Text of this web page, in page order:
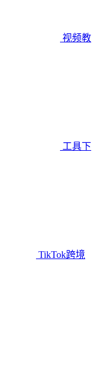
视频教
工具下
TikTok跨境